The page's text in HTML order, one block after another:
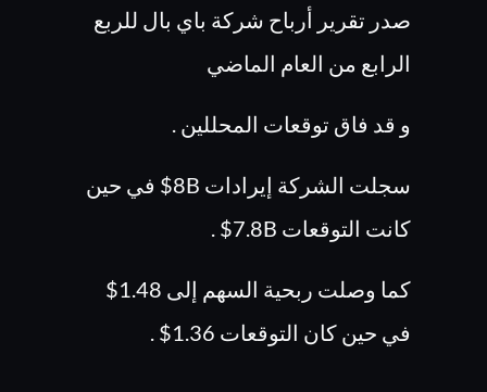
صدر تقرير أرباح شركة باي بال للربع
الرابع من العام الماضي
و قد فاق توقعات المحللين .
سجلت الشركة إيرادات 8B$ في حين
كانت التوقعات 7.8B$ .
كما وصلت ربحية السهم إلى 1.48$
في حين كان التوقعات 1.36$ .